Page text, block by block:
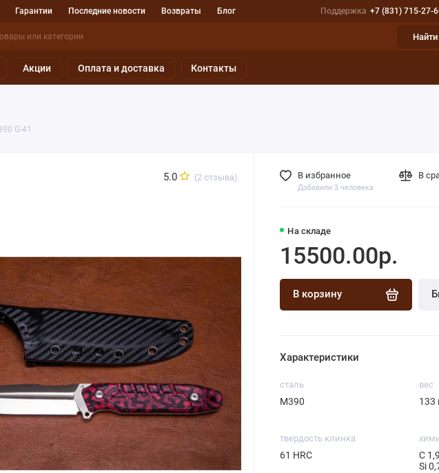
Гарантии Последние новости Возвраты Блог Поддержка +7 (831) 715-27-
Найти
Акции Оплата и доставка Контакты
G-41
5.0 (2 отзыва)
На складе
15500.00р.
В корзину
В избранное
Добавили 3 человека
В
Характеристики
сталь
М390
вес
133
твердость клинка
61 HRC
С
Si